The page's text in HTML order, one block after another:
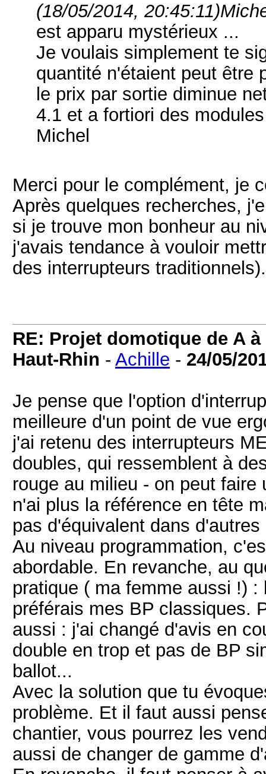
(18/05/2014, 20:45:11)
est apparu mystérieux ...
Je voulais simplement te
quantité n'étaient peut être
le prix par sortie diminue
4.1 et a fortiori des
Michel
Merci pour le complément, je
Après quelques recherches,
si je trouve mon bonheur au
j'avais tendance à vouloir
des interrupteurs traditionnels).
RE: Projet domotique de A
Haut-Rhin - Achille - 24/05/
Je pense que l'option
meilleure d'un point de vue
j'ai retenu des interrupteurs
doubles, qui ressemblent à
rouge au milieu - on peut
n'ai plus la référence en tête
pas d'équivalent dans d'autres
Au niveau programmation,
abordable. En revanche, au
pratique ( ma femme aussi !)
préférais mes BP classiques.
aussi : j'ai changé d'avis en
double en trop et pas de BP
ballot...
Avec la solution que tu
problème. Et il faut aussi
chantier, vous pourrez les
aussi de changer de gamme